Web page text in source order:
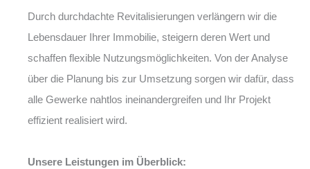
Durch durchdachte Revitalisierungen verlängern wir die
Lebensdauer Ihrer Immobilie, steigern deren Wert und
schaffen flexible Nutzungsmöglichkeiten. Von der Analyse
über die Planung bis zur Umsetzung sorgen wir dafür, dass
alle Gewerke nahtlos ineinandergreifen und Ihr Projekt
effizient realisiert wird.
Unsere Leistungen im Überblick: